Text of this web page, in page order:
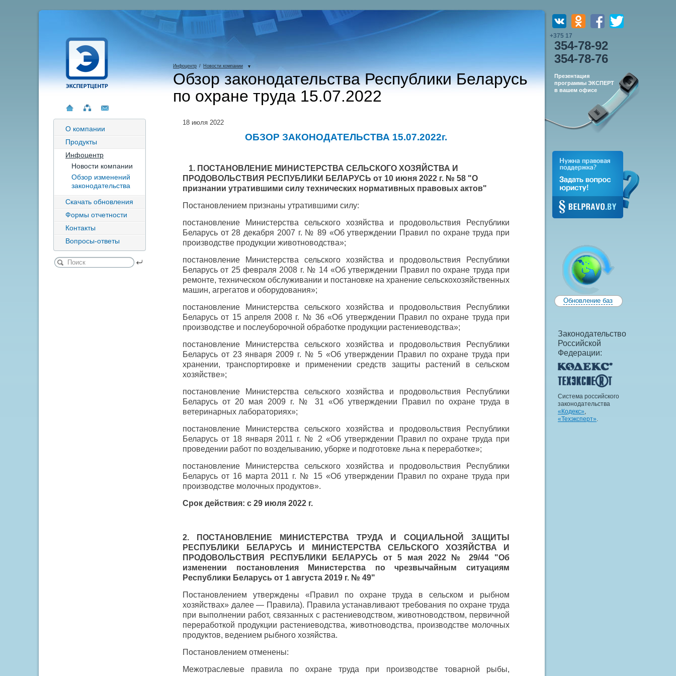
+375 17
354-78-92
354-78-76
Презентация
программы ЭКСПЕРТ
в вашем офисе
Обновление баз
Законодательство
Российской
Федерации:
Система российского
законодательства
«Кодекс»,
«Техэксперт».
О компании
Продукты
Инфоцентр
Новости компании
Обзор изменений
законодательства
Скачать обновления
Формы отчетности
Контакты
Вопросы-ответы
Инфоцентр / Новости компании
Обзор законодательства Республики Беларусь
по охране труда 15.07.2022
18 июля 2022
ОБЗОР ЗАКОНОДАТЕЛЬСТВА 15.07.2022г.
1. ПОСТАНОВЛЕНИЕ МИНИСТЕРСТВА СЕЛЬСКОГО ХОЗЯЙСТВА И
ПРОДОВОЛЬСТВИЯ РЕСПУБЛИКИ БЕЛАРУСЬ от 10 июня 2022 г. № 58 "О
признании утратившими силу технических нормативных правовых актов"
Постановлением признаны утратившими силу:
постановление Министерства сельского хозяйства и продовольствия Республики
Беларусь от 28 декабря 2007 г. № 89 «Об утверждении Правил по охране труда при
производстве продукции животноводства»;
постановление Министерства сельского хозяйства и продовольствия Республики
Беларусь от 25 февраля 2008 г. № 14 «Об утверждении Правил по охране труда при
ремонте, техническом обслуживании и постановке на хранение сельскохозяйственных
машин, агрегатов и оборудования»;
постановление Министерства сельского хозяйства и продовольствия Республики
Беларусь от 15 апреля 2008 г. № 36 «Об утверждении Правил по охране труда при
производстве и послеуборочной обработке продукции растениеводства»;
постановление Министерства сельского хозяйства и продовольствия Республики
Беларусь от 23 января 2009 г. № 5 «Об утверждении Правил по охране труда при
хранении, транспортировке и применении средств защиты растений в сельском
хозяйстве»;
постановление Министерства сельского хозяйства и продовольствия Республики
Беларусь от 20 мая 2009 г. № 31 «Об утверждении Правил по охране труда в
ветеринарных лабораториях»;
постановление Министерства сельского хозяйства и продовольствия Республики
Беларусь от 18 января 2011 г. № 2 «Об утверждении Правил по охране труда при
проведении работ по возделыванию, уборке и подготовке льна к переработке»;
постановление Министерства сельского хозяйства и продовольствия Республики
Беларусь от 16 марта 2011 г. № 15 «Об утверждении Правил по охране труда при
производстве молочных продуктов».
Срок действия: с 29 июля 2022 г.
2. ПОСТАНОВЛЕНИЕ МИНИСТЕРСТВА ТРУДА И СОЦИАЛЬНОЙ ЗАЩИТЫ
РЕСПУБЛИКИ БЕЛАРУСЬ И МИНИСТЕРСТВА СЕЛЬСКОГО ХОЗЯЙСТВА И
ПРОДОВОЛЬСТВИЯ РЕСПУБЛИКИ БЕЛАРУСЬ от5 мая 2022 № 29/44 "Об
изменении постановления Министерства по чрезвычайным ситуациям
Республики Беларусь от 1 августа 2019 г. № 49"
Постановлением утверждены «Правил по охране труда в сельском и рыбном
хозяйствах» далее — Правила). Правила устанавливают требования по охране труда
при выполнении работ, связанных с растениеводством, животноводством, первичной
переработкой продукции растениеводства, животноводства, производстве молочных
продуктов, ведением рыбного хозяйства.
Постановлением отменены:
Межотраслевые правила по охране труда при производстве товарной рыбы,